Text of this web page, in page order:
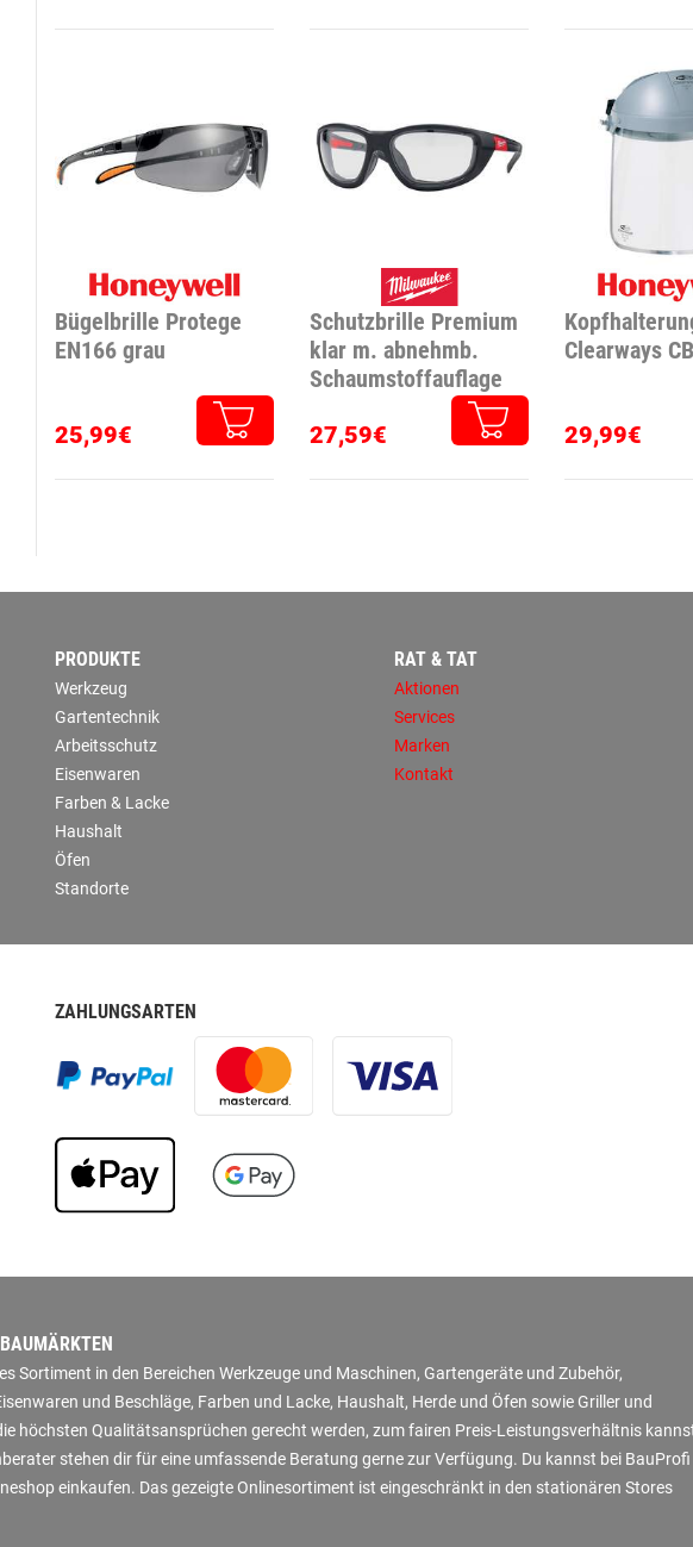
Bügelbrille Protege
EN166 grau
25,99€
Schutzbrille Premium
klar m. abnehmb.
Schaumstoffauflage
27,59€
Clearways
29,99€
PRODUKTE
Werkzeug
Gartentechnik
Arbeitsschutz
Eisenwaren
Farben & Lacke
Haushalt
Öfen
Standorte
RAT & TAT
Aktionen
Services
Marken
Kontakt
ZAHLUNGSARTEN
Sortiment in den Bereichen Werkzeuge und Maschinen, Gartengeräte und Zubehör,
und Beschläge, Farben und Lacke, Haushalt, Herde und Öfen sowie Griller und
höchsten Qualitätsansprüchen gerecht werden, zum fairen Preis-Leistungsverhältnis
stehen dir für eine umfassende Beratung gerne zur Verfügung. Du kannst bei BauProfi
einkaufen. Das gezeigte Onlinesortiment ist eingeschränkt in den stationären Stores